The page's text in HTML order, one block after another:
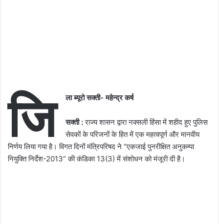
जि ला ब्यूरो सक्ती- महेन्द्र कर्ष
सक्ती :राज्य शासन द्वारा नक्सली हिंसा में शहीद हुए पुलिस
सेवकों के परिजनों के हित में एक महत्वपूर्ण और मानवीय
निर्णय लिया गया है। विगत दिनों मंत्रिपरिषद ने “एकजाई पुनरीक्षित अनुकम्पा
नियुक्ति निर्देश-2013” की कंडिका 13(3) में संशोधन को मंजूरी दी है।